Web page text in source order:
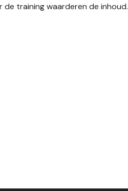
de training waarderen de inhoud.